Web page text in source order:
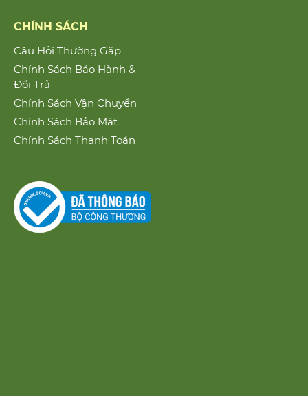
CHÍNH SÁCH
Câu Hỏi Thường Gặp
Chính Sách Bảo Hành &
Đổi Trả
Chính Sách Vận Chuyển
Chính Sách Bảo Mật
Chính Sách Thanh Toán